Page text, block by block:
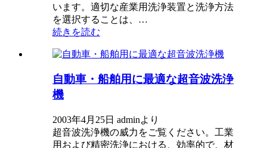
います。適切な産業用洗浄装置と洗浄方法
を選択することは、…
続きを読む
自動車・船舶用に最適な超音波洗浄
機
2003年4月25日 adminより
超音波洗浄機の威力をご覧ください。工業
用および精密洗浄における、効率的で、材